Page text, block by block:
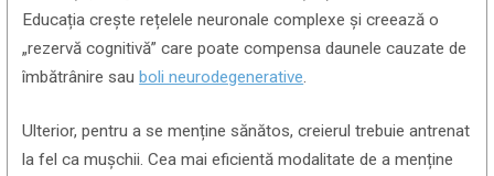
Educația crește rețelele neuronale complexe și creează o
„rezervă cognitivă” care poate compensa daunele cauzate de
îmbătrânire sauboli neurodegenerative.
Ulterior, pentru a se menține sănătos, creierul trebuie antrenat
la fel ca mușchii. Cea mai eficientă modalitate de a menține